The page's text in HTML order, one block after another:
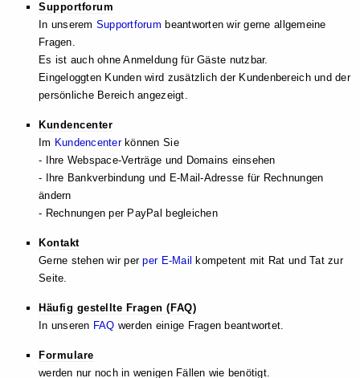
Supportforum
In unserem Supportforum beantworten wir gerne allgemeine
Fragen.
Es ist auch ohne Anmeldung für Gäste nutzbar.
Eingeloggten Kunden wird zusätzlich der Kundenbereich und der
persönliche Bereich angezeigt.
Kundencenter
Im Kundencenterkönnen Sie
- Ihre Webspace-Verträge und Domains einsehen
- Ihre Bankverbindung und E-Mail-Adresse für Rechnungen
ändern
- Rechnungen per PayPal begleichen
Kontakt
Gerne stehen wir perper E-Mail
kompetent mit Rat und Tat zur
Seite.
Häufig gestellte Fragen (FAQ)
In unseren FAQ werden einige Fragen beantwortet.
Formulare
werden nur noch in wenigen Fällen wie benötigt.